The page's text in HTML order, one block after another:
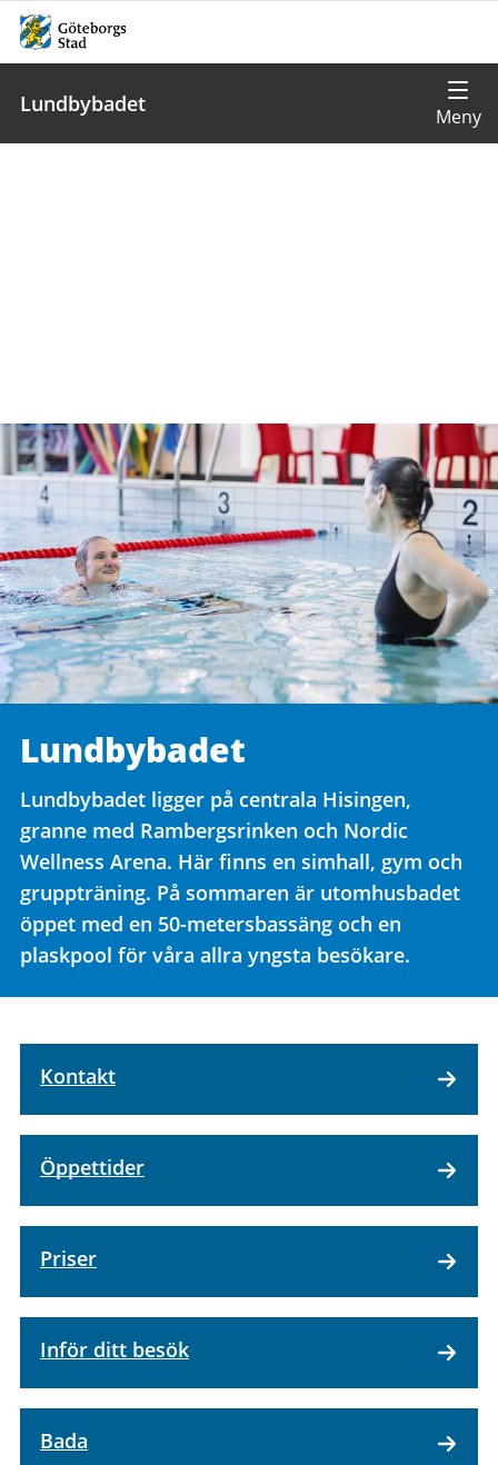
Lundbybadet
Lundbybadet
Lundbybadet ligger på centrala Hisingen,
granne med Rambergsrinken och Nordic
Wellness Arena. Här finns en simhall, gym och
gruppträning. På sommaren är utomhusbadet
öppet med en 50-metersbassäng och en
plaskpool för våra allra yngsta besökare.
Kontakt
Öppettider
Priser
Inför ditt besök
Bada